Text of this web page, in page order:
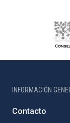
INFORMACIÓN
Contacto